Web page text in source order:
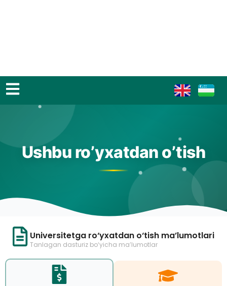
Ushbu ro’yxatdan o’tish
Universitetga ro‘yxatdan o‘tish ma’lumotlari
Tanlagan dasturiz bo‘yicha ma’lumotlar